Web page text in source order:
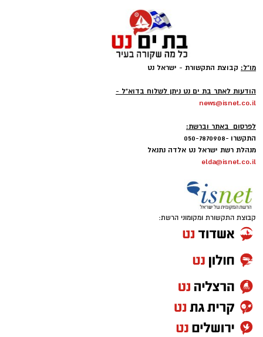
מו"ל: קבוצת התקשורת - ישראל נט
הודעות לאתר בת ים נט ניתן לשלוח בדוא"ל -
news@isnet.co.il
לפרסום באתר וברשת:
התקשרו -050-7870908
מנהלת רשת ישראל נט אלדה נתנאל
elda@isnet.co.il
קבוצת התקשורת ומקומוני הרשת: